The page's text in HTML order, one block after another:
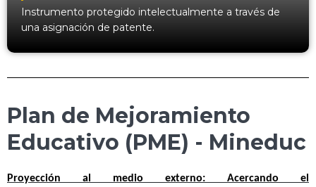
Instrumento protegido intelectualmente a través de
una asignación de patente.
Plan de Mejoramiento
Educativo (PME) - Mineduc
Proyección al medio externo: Acercando el